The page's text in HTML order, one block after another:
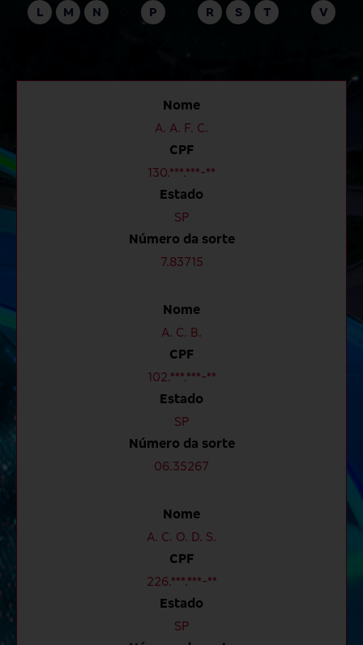
L
M N P R S T
V
Nome
A. A. F. C.
CPF
130.***.***-**
Estado
SP
Número da sorte
7.83715
Nome
A. C. B.
CPF
102.***.***-**
Estado
SP
Número da sorte
06.35267
Nome
A. C. O. D. S.
CPF
226.***.***-**
Estado
SP